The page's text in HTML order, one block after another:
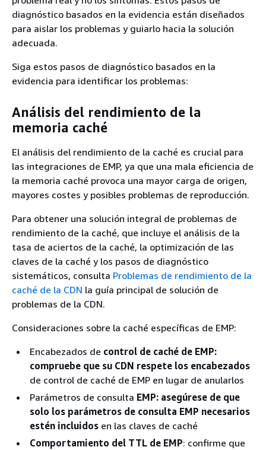
diagnóstico basados en la evidencia están diseñados
para aislar los problemas y guiarlo hacia la solución
adecuada.
Siga estos pasos de diagnóstico basados en la
evidencia para identificar los problemas:
Análisis del rendimiento de la
memoria caché
El análisis del rendimiento de la caché es crucial para
las integraciones de EMP, ya que una mala eficiencia de
la memoria caché provoca una mayor carga de origen,
mayores costes y posibles problemas de reproducción.
Para obtener una solución integral de problemas de
rendimiento de la caché, que incluye el análisis de la
tasa de aciertos de la caché, la optimización de las
claves de la caché y los pasos de diagnóstico
sistemáticos, consulta Problemas de rendimiento de la
caché de la CDN la guía principal de solución de
problemas de la CDN.
Consideraciones sobre la caché específicas de EMP:
Encabezados de control de caché de EMP:
compruebe que su CDN respete los encabezados
de control de caché de EMP en lugar de anularlos
Parámetros de consulta EMP: asegúrese de que
solo los parámetros de consulta EMP necesarios
estén incluidos en las claves de caché
Comportamiento del TTL de EMP: confirme que